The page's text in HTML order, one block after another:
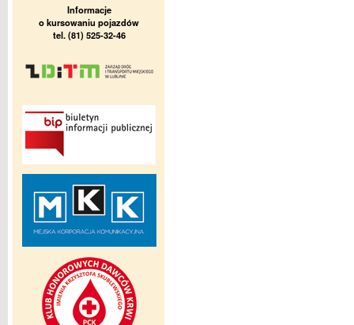
Informacje
o kursowaniu pojazdów
tel. (81) 525-32-46